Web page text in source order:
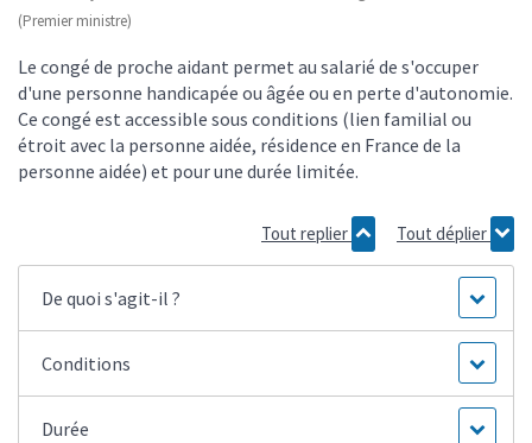
(Premier ministre)
Le congé de proche aidant permet au salarié de s'occuper
d'une personne handicapée ou âgée ou en perte d'autonomie.
Ce congé est accessible sous conditions (lien familial ou
étroit avec la personne aidée, résidence en France de la
personne aidée) et pour une durée limitée.
Tout replier Tout déplier
De quoi s'agit-il ?
Conditions
Durée